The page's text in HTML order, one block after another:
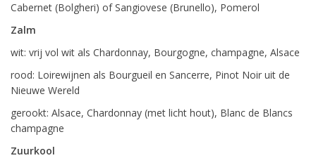
Cabernet (Bolgheri) of Sangiovese (Brunello), Pomerol
Zalm
wit: vrij vol wit als Chardonnay, Bourgogne, champagne, Alsace
rood: Loirewijnen als Bourgueil en Sancerre, Pinot Noir uit de
Nieuwe Wereld
gerookt: Alsace, Chardonnay (met licht hout), Blanc de Blancs
champagne
Zuurkool